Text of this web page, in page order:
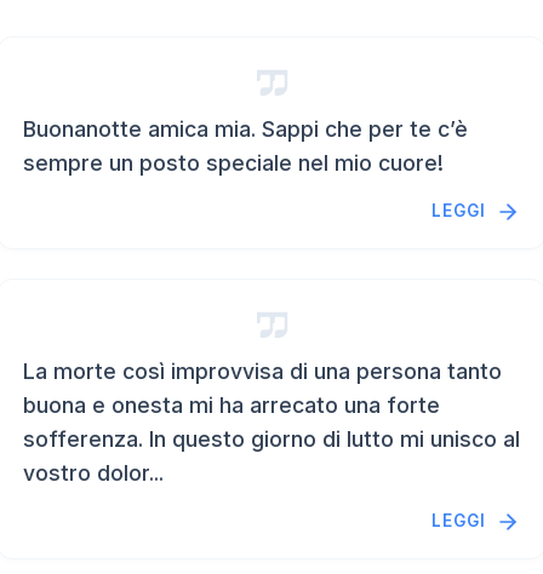
Buonanotte amica mia. Sappi che per te c’è
sempre un posto speciale nel mio cuore!
LEGGI
La morte così improvvisa di una persona tanto
buona e onesta mi ha arrecato una forte
sofferenza. In questo giorno di lutto mi unisco al
vostro dolor...
LEGGI